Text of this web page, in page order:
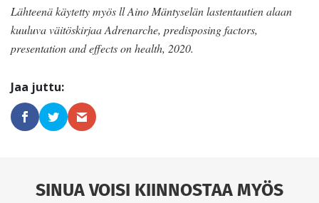
Lähteenä käytetty myös ll Aino Mäntyselän lastentautien alaan
kuuluva väitöskirjaa Adrenarche, predisposing factors,
presentation and effects on health, 2020.
SINUA VOISI KIINNOSTAA MYÖS